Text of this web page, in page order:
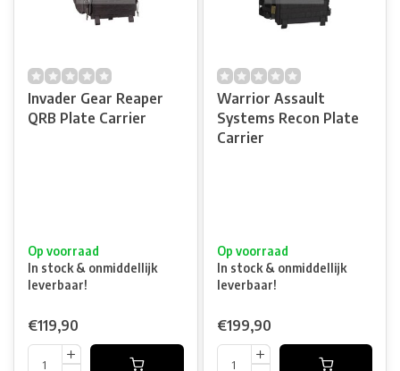
Invader Gear Reaper
QRB Plate Carrier
Op voorraad
In stock & onmiddellijk
leverbaar!
€119,90
Warrior Assault
Systems Recon Plate
Carrier
Op voorraad
In stock & onmiddellijk
leverbaar!
€199,90